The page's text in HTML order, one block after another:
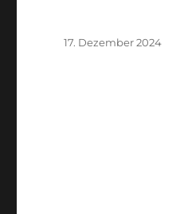
Veröffentlicht
17. Dezember 2024